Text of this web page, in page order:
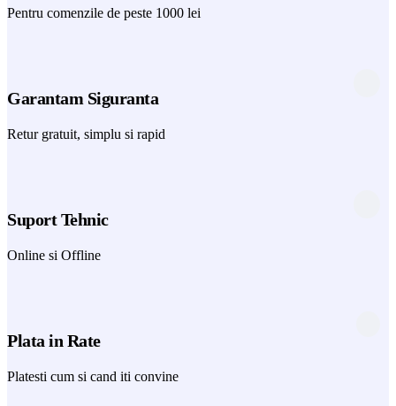
Pentru comenzile de peste 1000 lei
Garantam Siguranta
Retur gratuit, simplu si rapid
Suport Tehnic
Online si Offline
Plata in Rate
Platesti cum si cand iti convine